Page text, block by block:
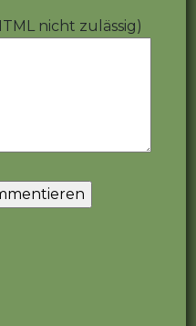
nicht zulässig)